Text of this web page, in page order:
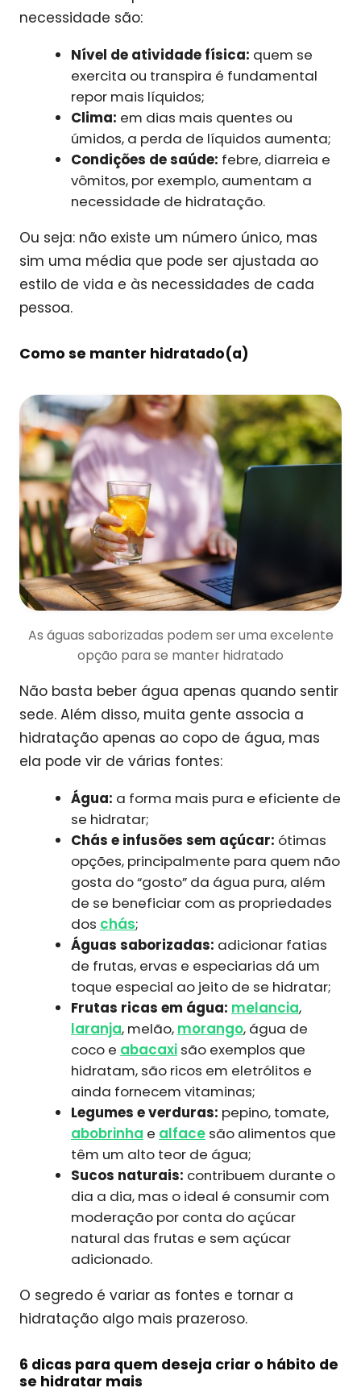
necessidade são:
Nível de atividade física: quem se
exercita ou transpira é fundamental
repor mais líquidos;
Clima: em dias mais quentes ou
úmidos, a perda de líquidos aumenta;
Condições de saúde: febre, diarreia e
vômitos, por exemplo, aumentam a
necessidade de hidratação.
Ou seja: não existe um número único, mas
sim uma média que pode ser ajustada ao
estilo de vida e às necessidades de cada
pessoa.
Como se manter hidratado(a)
As águas saborizadas podem ser uma excelente
opção para se manter hidratado
Não basta beber água apenas quando sentir
sede. Além disso, muita gente associa a
hidratação apenas ao copo de água, mas
ela pode vir de várias fontes:
Água: a forma mais pura e eficiente de
se hidratar;
Chás e infusões sem açúcar: ótimas
opções, principalmente para quem não
gosta do “gosto” da água pura, além
de se beneficiar com as propriedades
dos chás;
Águas saborizadas: adicionar fatias
de frutas, ervas e especiarias dá um
toque especial ao jeito de se hidratar;
Frutas ricas em água: melancia,
laranja, melão, morango, água de
coco e abacaxi são exemplos que
hidratam, são ricos em eletrólitos e
ainda fornecem vitaminas;
Legumes e verduras: pepino, tomate,
abobrinha e alface são alimentos que
têm um alto teor de água;
Sucos naturais: contribuem durante o
dia a dia, mas o ideal é consumir com
moderação por conta do açúcar
natural das frutas e sem açúcar
adicionado.
O segredo é variar as fontes e tornar a
hidratação algo mais prazeroso.
6 dicas para quem deseja criar o hábito de
se hidratar mais